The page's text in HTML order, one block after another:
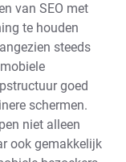
van SEO met
te houden
steeds
goed
schermen.
niet alleen
ook gemakkelijk